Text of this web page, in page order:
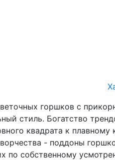
горшков с
стиль. Богатство
квадрата к
- поддоны
по собственному